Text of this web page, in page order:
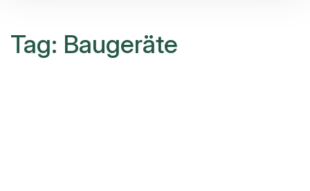
Tag: Baugeräte